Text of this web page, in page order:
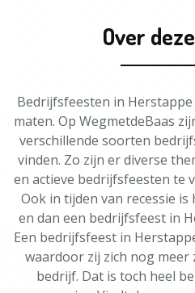
Over
Bedrijfsfeesten in
maten. Op WegmetdeBaas
verschillende soorten
vinden. Zo zijn er diverse
en actieve bedrijfsfeesten te
Ook in tijden van recessie
en dan een bedrijfsfeest in
Een bedrijfsfeest in
waardoor zij zich nog
bedrijf. Dat is toch heel